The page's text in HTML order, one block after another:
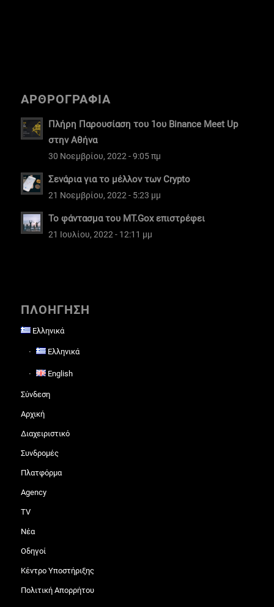
ΑΡΘΡΟΓΡΑΦΙΑ
Πλήρη Παρουσίαση του 1ου Binance Meet Up
στην Αθήνα
30 Νοεμβρίου, 2022 - 9:05 πμ
Σενάρια για το μέλλον των Crypto
21 Νοεμβρίου, 2022 - 5:23 μμ
Το φάντασμα του MT.Gox επιστρέφει
21 Ιουλίου, 2022 - 12:11 μμ
ΠΛΟΗΓΗΣΗ
Ελληνικά
Ελληνικά
English
Σύνδεση
Αρχική
Διαχειριστικό
Συνδρομές
Πλατφόρμα
Agency
TV
Νέα
Οδηγοί
Κέντρο Υποστήριξης
Πολιτική Απορρήτου